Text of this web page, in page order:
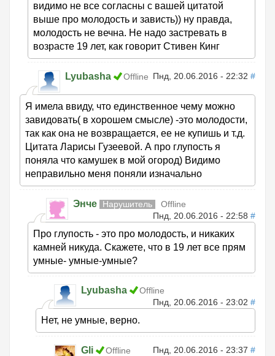
видимо не все согласны с вашей цитатой
выше про молодость и зависть)) ну правда,
молодость не вечна. Не надо застревать в
возрасте 19 лет, как говорит Стивен Кинг
Lyubasha Offline Пнд, 20.06.2016 - 22:32 #
Я имела ввиду, что единственное чему можно
завидовать( в хорошем смысле) -это молодости,
так как она не возвращается, ее не купишь и т.д.
Цитата Ларисы Гузеевой. А про глупость я
поняла что камушек в мой огород) Видимо
неправильно меня поняли изначально
Энче Нарушитель
Offline
Пнд, 20.06.2016 - 22:58 #
Про глупость - это про молодость, и никаких
камней никуда. Скажете, что в 19 лет все прям
умные- умные-умные?
Lyubasha
Offline
Пнд, 20.06.2016 - 23:02 #
Нет, не умные, верно.
Gli Offline Пнд, 20.06.2016 - 23:37 #